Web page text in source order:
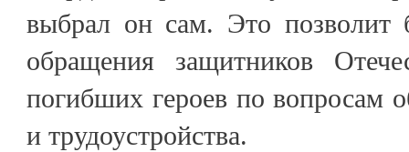
выбрал он сам. Это позволит
обращения защитников
погибших героев по вопросам
и трудоустройства.